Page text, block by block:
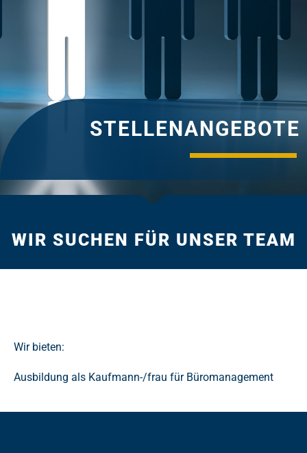
STELLENANGEBOTE
WIR SUCHEN FÜR UNSER TEAM
Wir bieten:
Ausbildung als Kaufmann-/frau für Büromanagement